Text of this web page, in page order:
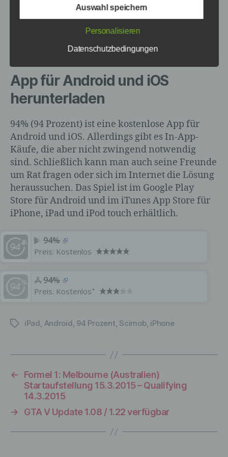
beispielsweiseauf touchportal.de
Level jeweils in der gleichen Reihenfolge
ablaufen, kann man sich so direkt die Lösung
für die App heraussuchen.
App für Android und iOS
herunterladen
94% (94 Prozent) ist eine kostenlose App für
Android und iOS. Allerdings gibt es In-App-
Käufe, die aber nicht zwingend notwendig
sind. Schließlich kann man auch seine Freunde
um Rat fragen oder sich im Internet die Lösung
heraussuchen. Das Spiel ist im Google Play
Store für Android und im iTunes App Store für
iPhone, iPad und iPod touch erhältlich.
94%
Preis: Kostenlos
‎94%
Preis: Kostenlos+
Schlagwörter
iPad, Android, 94 Prozent, Scimob, iPhone
←
Formel 1: Melbourne (Australien)
Startaufstellung 15.3.2015 – Qualifying
14.3.2015
→
GTA V Update 1.08 / 1.22 verfügbar
Wir verwenden in dieser Datenschutzerklärung unter
anderem die folgenden Begriffe:
a) personenbezogene Daten
Personenbezogene Daten sind alle
identifizierte oder identifizierbare natürliche
Person (im Folgenden „betroffene
Person") beziehen. Als identifizierbar wird
eine natürliche Person angesehen, die
direkt oder indirekt, insbesondere mittels
Zuordnung zu einer Kennung wie einem
Namen, zu einer Kennnummer, zu
Standortdaten, zu einer Online-Kennung
oder zu einem oder mehreren besonderen
Merkmalen, die Ausdruck der physischen,
psychischen, wirtschaftlichen, kulturellen
oder sozialen Identität dieser natürlichen
Betroffene Person ist jede identifizierte
deren personenbezogene Daten von dem
verarbeitet werden.
c) Verarbeitung
Auswahl speichern
Personalisieren
Datenschutzbedingungen